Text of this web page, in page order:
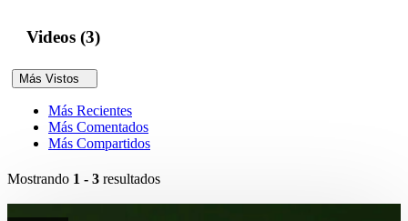
Videos (3)
Más Vistos
Más Recientes
Más Comentados
Más Compartidos
Mostrando 1 - 3 resultados